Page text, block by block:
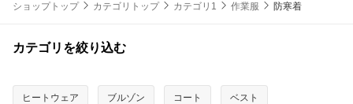
ショップトップ カテゴリトップ カテゴリ1 作業服 防寒着
カテゴリを絞り込む
ヒートウェア ブルゾン コート ベスト